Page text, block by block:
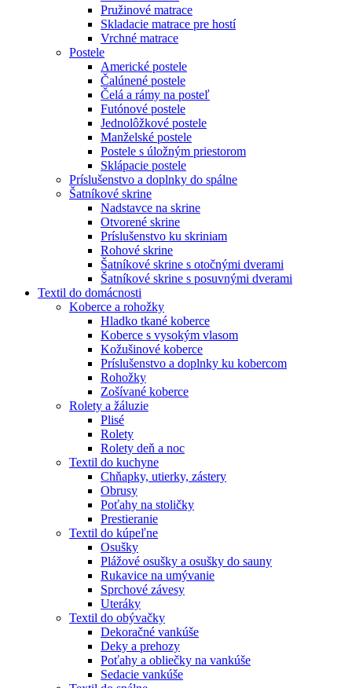
Pružinové matrace
Skladacie matrace pre hostí
Vrchné matrace
Postele
Americké postele
Čalúnené postele
Čelá a rámy na posteľ
Futónové postele
Jednolôžkové postele
Manželské postele
Postele s úložným priestorom
Sklápacie postele
Príslušenstvo a doplnky do spálne
Šatníkové skrine
Nadstavce na skrine
Otvorené skrine
Príslušenstvo ku skriniam
Rohové skrine
Šatníkové skrine s otočnými dverami
Šatníkové skrine s posuvnými dverami
Textil do domácnosti
Koberce a rohožky
Hladko tkané koberce
Koberce s vysokým vlasom
Kožušinové koberce
Príslušenstvo a doplnky ku kobercom
Rohožky
Zošívané koberce
Rolety a žáluzie
Plisé
Rolety
Rolety deň a noc
Textil do kuchyne
Chňapky, utierky, zástery
Obrusy
Poťahy na stoličky
Prestieranie
Textil do kúpeľne
Osušky
Plážové osušky a osušky do sauny
Rukavice na umývanie
Sprchové závesy
Uteráky
Textil do obývačky
Dekoračné vankúše
Deky a prehozy
Poťahy a obliečky na vankúše
Sedacie vankúše